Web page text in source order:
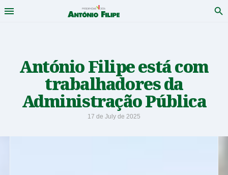
Menu
António
-
Candidato
a
António Filipe está com
trabalhadores da
Administração Pública
17 de July de 2025